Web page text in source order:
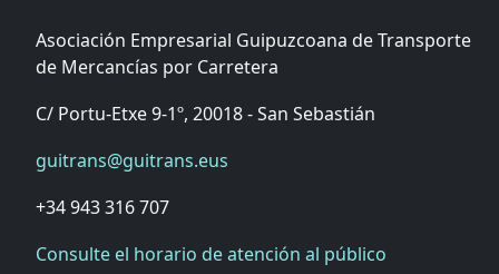
Asociación Empresarial Guipuzcoana de Transporte
de Mercancías por Carretera
C/ Portu-Etxe 9-1º, 20018 - San Sebastián
guitrans@guitrans.eus
+34 943 316 707
Consulte el horario de atención al público